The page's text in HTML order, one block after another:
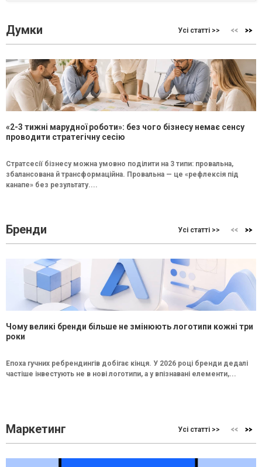
Думки Усі статті >>
«2-3 тижні марудної роботи»: без чого бізнесу немає сенсу
проводити стратегічну сесію
Стратсесії бізнесу можна умовно поділити на 3 типи: провальна,
збалансована й трансформаційна. Провальна — це «рефлексія під
канапе» без результату....
Бренди Усі статті >>
Чому великі бренди більше не змінюють логотипи кожні три
роки
Епоха гучних ребрендингів добігає кінця. У 2026 році бренди дедалі
частіше інвестують не в нові логотипи, а у впізнавані елементи,...
Маркетинг Усі статті >>